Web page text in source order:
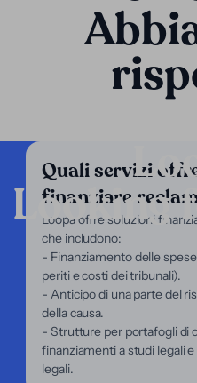
Quali servizi
finanziare
Loopa offre soluzioni
che includono:
- Finanziamento delle
periti e costi dei tribunali).
- Anticipo di una parte del
della causa.
- Strutture per portafogli di
finanziamenti a studi legali
legali.
Looking
Il
Chi
Per